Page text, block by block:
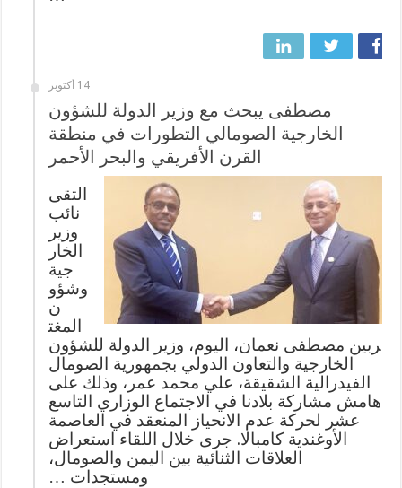
14 أكتوبر
مصطفى يبحث مع وزير الدولة للشؤون
الخارجية الصومالي التطورات في منطقة
القرن الأفريقي والبحر الأحمر
التقى
نائب
وزير
الخار
جية
وشؤو
ن
المغت
ربين مصطفى نعمان، اليوم، وزير الدولة للشؤون
الخارجية والتعاون الدولي بجمهورية الصومال
الفيدرالية الشقيقة، علي محمد عمر، وذلك على
هامش مشاركة بلادنا في الاجتماع الوزاري التاسع
عشر لحركة عدم الانحياز المنعقد في العاصمة
الأوغندية كامبالا. جرى خلال اللقاء استعراض
العلاقات الثنائية بين اليمن والصومال،
ومستجدات …